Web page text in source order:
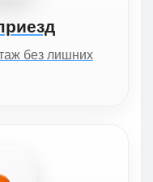
без лишних